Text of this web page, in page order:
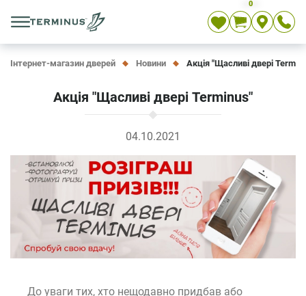
0
Інтернет-магазин дверей Новини Акція "Щасливі двері
Акція "Щасливі двері Terminus"
04.10.2021
До уваги тих, хто нещодавно придбав або